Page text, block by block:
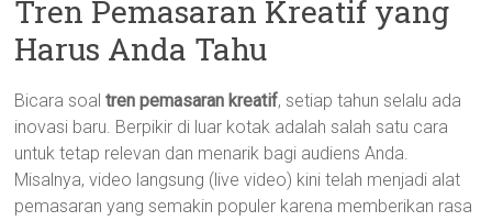
Tren Pemasaran Kreatif yang
Harus Anda Tahu
Bicara soaltren pemasaran kreatif, setiap tahun selalu ada
inovasi baru. Berpikir di luar kotak adalah salah satu cara
untuk tetap relevan dan menarik bagi audiens Anda.
Misalnya, video langsung (live video) kini telah menjadi alat
pemasaran yang semakin populer karena memberikan rasa